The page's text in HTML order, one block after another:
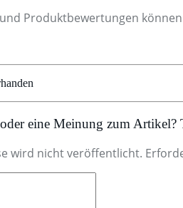
Produktbewertungen
eine Meinung zum Artikel?
wird nicht veröffentlicht.